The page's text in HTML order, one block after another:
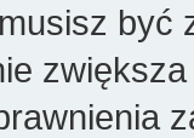
być